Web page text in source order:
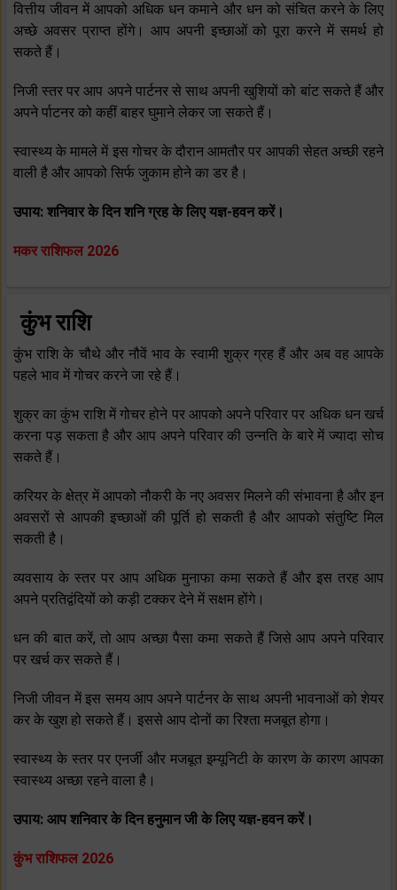
वित्तीय जीवन में आपको अधिक धन कमाने और धन को संचित करने के लिए
अच्‍छे अवसर प्राप्‍त होंगे। आप अपनी इच्‍छाओं को पूरा करने में समर्थ हो
सकते हैं।
निजी स्‍तर पर आप अपने पार्टनर से साथ अपनी खुशियों को बांट सकते हैं और
अपने र्पाटनर को कहीं बाहर घुमाने लेकर जा सकते हैं।
स्‍वास्‍थ्‍य के मामले में इस गोचर के दौरान आमतौर पर आपकी सेहत अच्‍छी रहने
वाली है और आपको सिर्फ जुकाम होने का डर है।
उपाय: शनिवार के दिन शनि ग्रह के लिए यज्ञ-हवन करें।
मकर राशिफल 2026
कुंभ राशि
कुंभ राशि के चौथे और नौवें भाव के स्‍वामी शुक्र ग्रह हैं और अब वह आपके
पहले भाव में गोचर करने जा रहे हैं।
शुक्र का कुंभ राशि में गोचर होने पर आपको अपने परिवार पर अधिक धन खर्च
करना पड़ सकता है और आप अपने परिवार की उन्‍नति के बारे में ज्‍यादा सोच
सकते हैं।
करियर के क्षेत्र में आपको नौकरी के नए अवसर मिलने की संभावना है और इन
अवसरों से आपकी इच्‍छाओं की पूर्ति हो सकती है और आपको संतुष्टि मिल
सकती है।
व्‍यवसाय के स्‍तर पर आप अधिक मुनाफा कमा सकते हैं और इस तरह आप
अपने प्रतिद्वंदियों को कड़ी टक्‍कर देने में सक्षम होंगे।
धन की बात करें, तो आप अच्‍छा पैसा कमा सकते हैं जिसे आप अपने परिवार
पर खर्च कर सकते हैं।
निजी जीवन में इस समय आप अपने पार्टनर के साथ अपनी भावनाओं को शेयर
कर के खुश हो सकते हैं। इससे आप दोनों का रिश्‍ता मजबूत होगा।
स्‍वास्‍थ्‍य के स्‍तर पर एनर्जी और मजबूत इम्‍यूनिटी के कारण के कारण आपका
स्‍वास्‍थ्‍य अच्‍छा रहने वाला है।
उपाय: आप शनिवार के दिन हनुमान जी के लिए यज्ञ-हवन करें।
कुंभ राशिफल 2026